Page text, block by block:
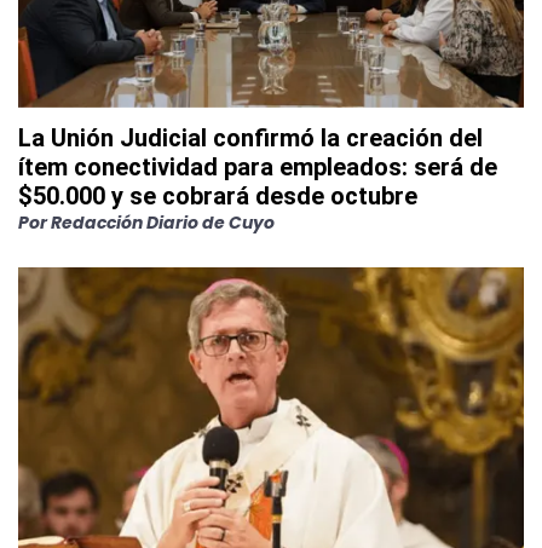
La Unión Judicial confirmó la creación del
ítem conectividad para empleados: será de
$50.000 y se cobrará desde octubre
PorRedacción Diario de Cuyo